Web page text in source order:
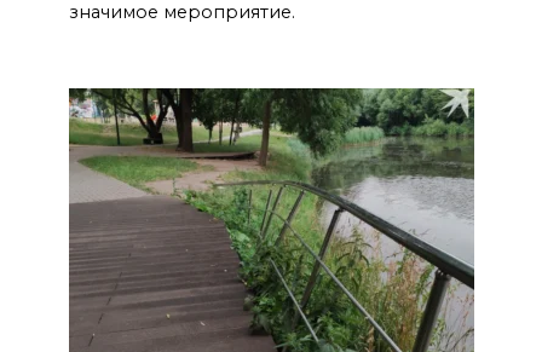
значимое мероприятие.